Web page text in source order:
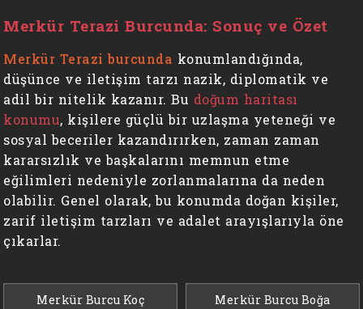
Merkür Terazi Burcunda: Sonuç ve Özet
Merkür Terazi burcunda konumlandığında,
düşünce ve iletişim tarzı nazik, diplomatik ve
adil bir nitelik kazanır. Bu doğum haritası
konumu, kişilere güçlü bir uzlaşma yeteneği ve
sosyal beceriler kazandırırken, zaman zaman
kararsızlık ve başkalarını memnun etme
eğilimleri nedeniyle zorlanmalarına da neden
olabilir. Genel olarak, bu konumda doğan kişiler,
zarif iletişim tarzları ve adalet arayışlarıyla öne
çıkarlar.
Merkür Burcu Koç Merkür Burcu Boğa